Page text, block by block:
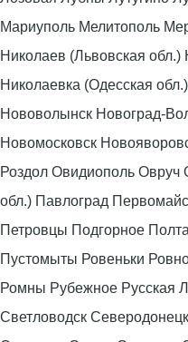
Мариуполь Мелитополь
Николаев (Львовская
Николаевка (Одесская
Нововолынск Новоград-
Новомосковск
Роздол Овидиополь
обл.) Павлоград
Петровцы Подгорное
Пустомыты Ровеньки
Ромны Рубежное Русская
Светловодск